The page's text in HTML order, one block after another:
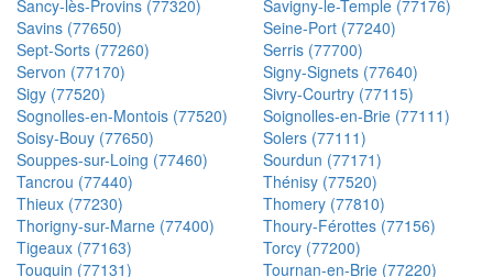
Sancy-lès-Provins (77320)
Savigny-le-Temple (77176)
Savins (77650)
Seine-Port (77240)
Sept-Sorts (77260)
Serris (77700)
Servon (77170)
Signy-Signets (77640)
Sigy (77520)
Sivry-Courtry (77115)
Sognolles-en-Montois (77520)
Soignolles-en-Brie (77111)
Soisy-Bouy (77650)
Solers (77111)
Souppes-sur-Loing (77460)
Sourdun (77171)
Tancrou (77440)
Thénisy (77520)
Thieux (77230)
Thomery (77810)
Thorigny-sur-Marne (77400)
Thoury-Férottes (77156)
Tigeaux (77163)
Torcy (77200)
Touquin (77131)
Tournan-en-Brie (77220)